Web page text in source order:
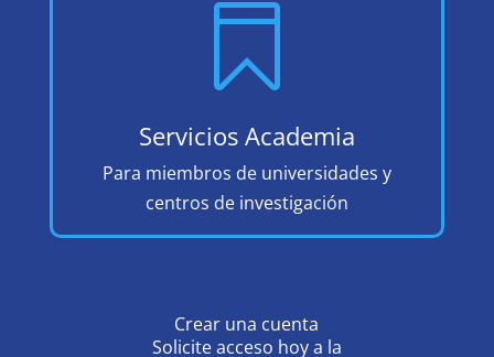

Servicios Academia
Para miembros de universidades y
centros de investigación
Crear una cuenta
Solicite acceso hoy a la